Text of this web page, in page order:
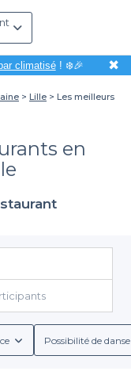
climatisé! ❄️🎉 ✖
Lille
Les meilleurs
en
Possibilité de